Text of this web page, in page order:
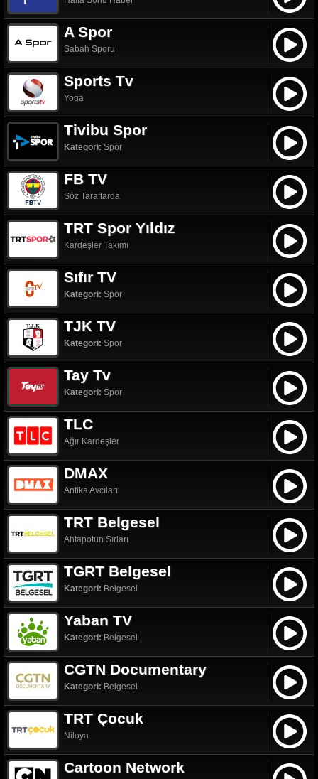
A Spor
Sabah Sporu
Sports Tv
Yoga
Tivibu Spor
Kategori: Spor
FB TV
Söz Taraftarda
TRT Spor Yıldız
Kardeşler Takımı
Sıfır TV
Kategori: Spor
TJK TV
Kategori: Spor
Tay Tv
Kategori: Spor
TLC
Ağır Kardeşler
DMAX
Antika Avcıları
TRT Belgesel
Ahtapotun Sırları
TGRT Belgesel
Kategori: Belgesel
Yaban TV
Kategori: Belgesel
CGTN Documentary
Kategori: Belgesel
TRT Çocuk
Niloya
Cartoon Network